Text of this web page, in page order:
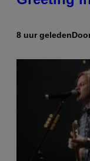
8 uur geleden